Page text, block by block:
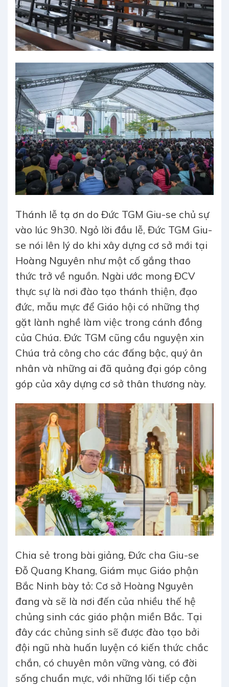
Thánh lễ tạ ơn do Đức TGM Giu-se chủ sự
vào lúc 9h30. Ngỏ lời đầu lễ, Đức TGM Giu-
se nói lên lý do khi xây dựng cơ sở mới tại
Hoàng Nguyên như một cố gắng thao
thức trở về nguồn. Ngài ước mong ĐCV
thực sự là nơi đào tạo thánh thiện, đạo
đức, mẫu mực để Giáo hội có những thợ
gặt lành nghề làm việc trong cánh đồng
của Chúa. Đức TGM cũng cầu nguyện xin
Chúa trả công cho các đấng bậc, quý ân
nhân và những ai đã quảng đại góp công
góp của xây dựng cơ sở thân thương này.
Chia sẻ trong bài giảng, Đức cha Giu-se
Đỗ Quang Khang, Giám mục Giáo phận
Bắc Ninh bày tỏ: Cơ sở Hoàng Nguyên
đang và sẽ là nơi đến của nhiều thế hệ
chủng sinh các giáo phận miền Bắc. Tại
đây các chủng sinh sẽ được đào tạo bởi
đội ngũ nhà huấn luyện có kiến thức chắc
chắn, có chuyên môn vững vàng, có đời
sống chuẩn mực, với những lối tiếp cận